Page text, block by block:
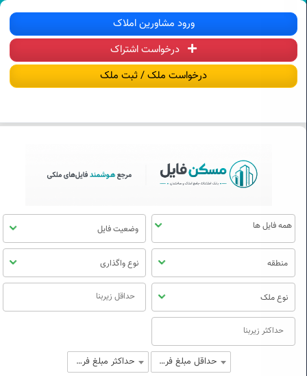
مسکن فایل | خرید، فروش، رهن و اجاره
ورود مشاورین املاک
درخواست اشتراک
درخواست ملک / ثبت ملک
مسکن
فایل
وضعیت فایل
منطقه نوع واگذاری
نوع ملک
حداقل مبلغ فروش حداکثر مبلغ فروش